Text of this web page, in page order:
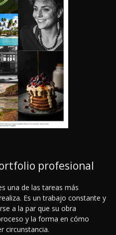
profesional
una de las tareas más
Es un trabajo constante y
a la par que su obra
y la forma en cómo
circunstancia.